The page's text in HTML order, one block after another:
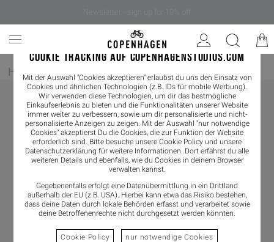
COOKIE TRACKING AUF COPENHAGENSTUDIOS.COM
Mit der Auswahl "Cookies akzeptieren" erlaubst du uns den Einsatz von
Cookies und ähnlichen Technologien (z.B. IDs für mobile Werbung).
Wir verwenden diese Technologien, um dir das bestmögliche
Einkaufserlebnis zu bieten und die Funktionalitäten unserer Website
immer weiter zu verbessern, sowie um dir personalisierte und nicht-
personalisierte Anzeigen zu zeigen. Mit der Auswahl "nur notwendige
Cookies" akzeptierst Du die Cookies, die zur Funktion der Website
erforderlich sind. Bitte besuche unsere Cookie Policy und unsere
Datenschutzerklärung für weitere Informationen. Dort erfährst du alle
weiteren Details und ebenfalls, wie du Cookies in deinem Browser
verwalten kannst.
Gegebenenfalls erfolgt eine Datenübermittlung in ein Drittland
außerhalb der EU (z.B. USA). Hierbei kann etwa das Risiko bestehen,
dass deine Daten durch lokale Behörden erfasst und verarbeitet sowie
deine Betroffenenrechte nicht durchgesetzt werden könnten.
Cookie Policy nur notwendige Cookies
Home / Damen/ Boots